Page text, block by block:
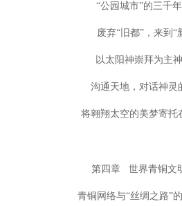
“公园城市”的三千
废弃“旧都”，来到“
以太阳神崇拜为主
沟通天地，对话神灵
将翱翔太空的美梦寄托
第四章 世界青铜文
青铜网络与“丝绸之路”